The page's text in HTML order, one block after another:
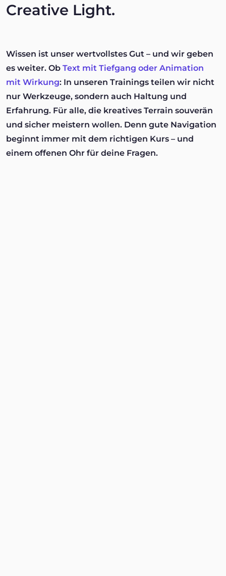
Creative Light.
Wissen ist unser wertvollstes Gut – und wir geben
es weiter. Ob Text mit Tiefgang oder Animation
mit Wirkung: In unseren Trainings teilen wir nicht
nur Werkzeuge, sondern auch Haltung und
Erfahrung. Für alle, die kreatives Terrain souverän
und sicher meistern wollen. Denn gute Navigation
beginnt immer mit dem richtigen Kurs – und
einem offenen Ohr für deine Fragen.